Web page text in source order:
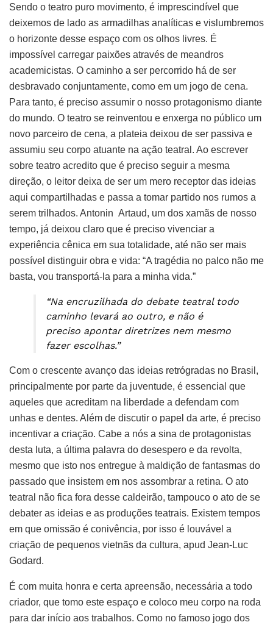
Sendo o teatro puro movimento, é imprescindível que
deixemos de lado as armadilhas analíticas e vislumbremos
o horizonte desse espaço com os olhos livres. É
impossível carregar paixões através de meandros
academicistas. O caminho a ser percorrido há de ser
desbravado conjuntamente, como em um jogo de cena.
Para tanto, é preciso assumir o nosso protagonismo diante
do mundo. O teatro se reinventou e enxerga no público um
novo parceiro de cena, a plateia deixou de ser passiva e
assumiu seu corpo atuante na ação teatral. Ao escrever
sobre teatro acredito que é preciso seguir a mesma
direção, o leitor deixa de ser um mero receptor das ideias
aqui compartilhadas e passa a tomar partido nos rumos a
serem trilhados. Antonin Artaud, um dos xamãs de nosso
tempo, já deixou claro que é preciso vivenciar a
experiência cênica em sua totalidade, até não ser mais
possível distinguir obra e vida: “A tragédia no palco não me
basta, vou transportá-la para a minha vida.”
“Na encruzilhada do debate teatral todo
caminho levará ao outro, e não é
preciso apontar diretrizes nem mesmo
fazer escolhas.”
Com o crescente avanço das ideias retrógradas no Brasil,
principalmente por parte da juventude, é essencial que
aqueles que acreditam na liberdade a defendam com
unhas e dentes. Além de discutir o papel da arte, é preciso
incentivar a criação. Cabe a nós a sina de protagonistas
desta luta, a última palavra do desespero e da revolta,
mesmo que isto nos entregue à maldição de fantasmas do
passado que insistem em nos assombrar a retina. O ato
teatral não fica fora desse caldeirão, tampouco o ato de se
debater as ideias e as produções teatrais. Existem tempos
em que omissão é conivência, por isso é louvável a
criação de pequenos vietnãs da cultura, apud Jean-Luc
Godard.
É com muita honra e certa apreensão, necessária a todo
criador, que tomo este espaço e coloco meu corpo na roda
para dar início aos trabalhos. Como no famoso jogo dos